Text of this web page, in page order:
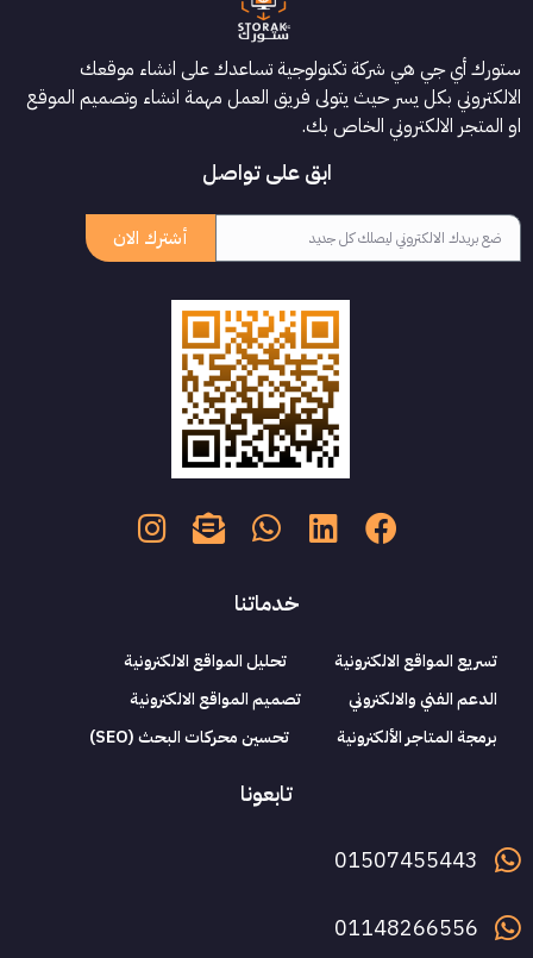
ستورك أي جي هي شركة تكنولوجية تساعدك على انشاء موقعك
الالكتروني بكل يسر حيث يتولى فريق العمل مهمة انشاء وتصميم الموقع
او المتجر الالكتروني الخاص بك.
ابق على تواصل
أشترك الان
خدماتنا
تسريع المواقع الالكترونية
تحليل المواقع الالكترونية
الدعم الفني والالكتروني
تصميم المواقع الالكترونية
برمجة المتاجر الألكترونية
تحسين محركات البحث (SEO)
تابعونا
01507455443
01148266556